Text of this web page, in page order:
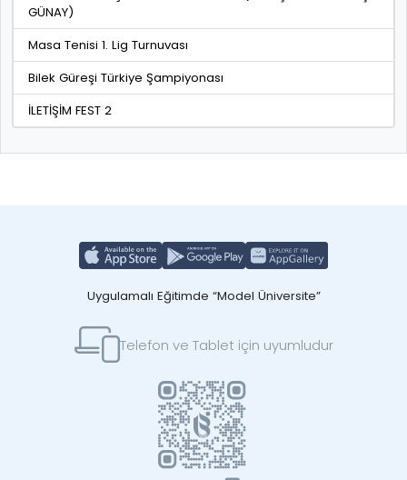
GÜNAY)
Masa Tenisi 1. Lig Turnuvası
Bilek Güreşi Türkiye Şampiyonası
İLETİŞİM FEST 2
Uygulamalı Eğitimde “Model Üniversite”
Telefon ve Tablet için uyumludur